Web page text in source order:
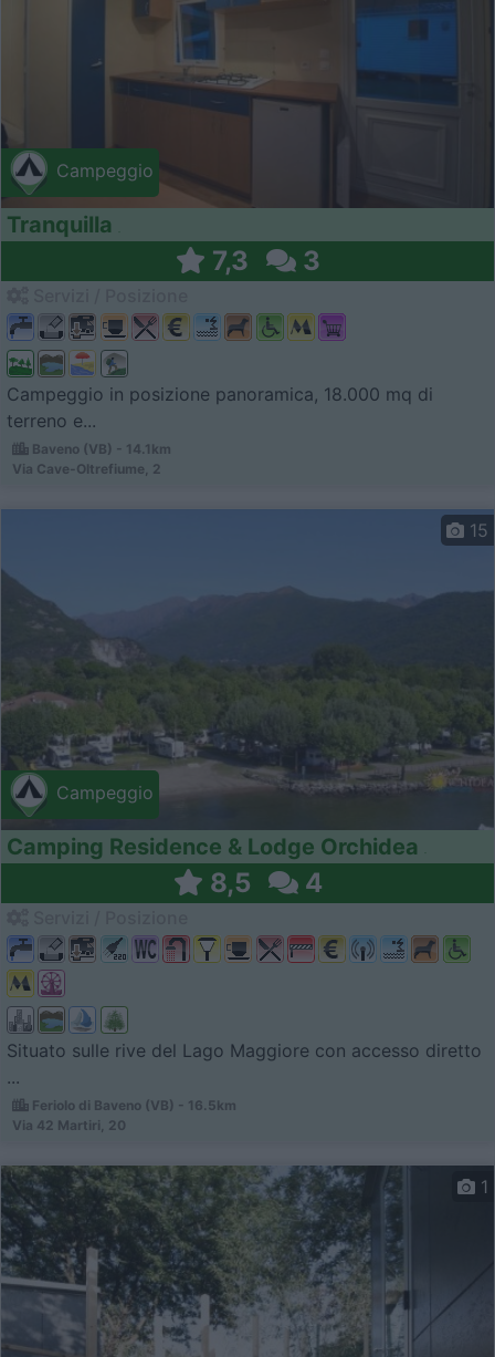
Campeggio
Tranquilla
7,3 3
Campeggio in posizione panoramica, 18.000 mq di
terreno e...
Baveno (VB) - 14.1km
Via Cave-Oltrefiume, 2
Campeggio
15
Camping Residence & Lodge Orchidea
8,5 4
Situato sulle rive del Lago Maggiore con accesso diretto
...
Feriolo di Baveno (VB) - 16.5km
Via 42 Martiri, 20
1